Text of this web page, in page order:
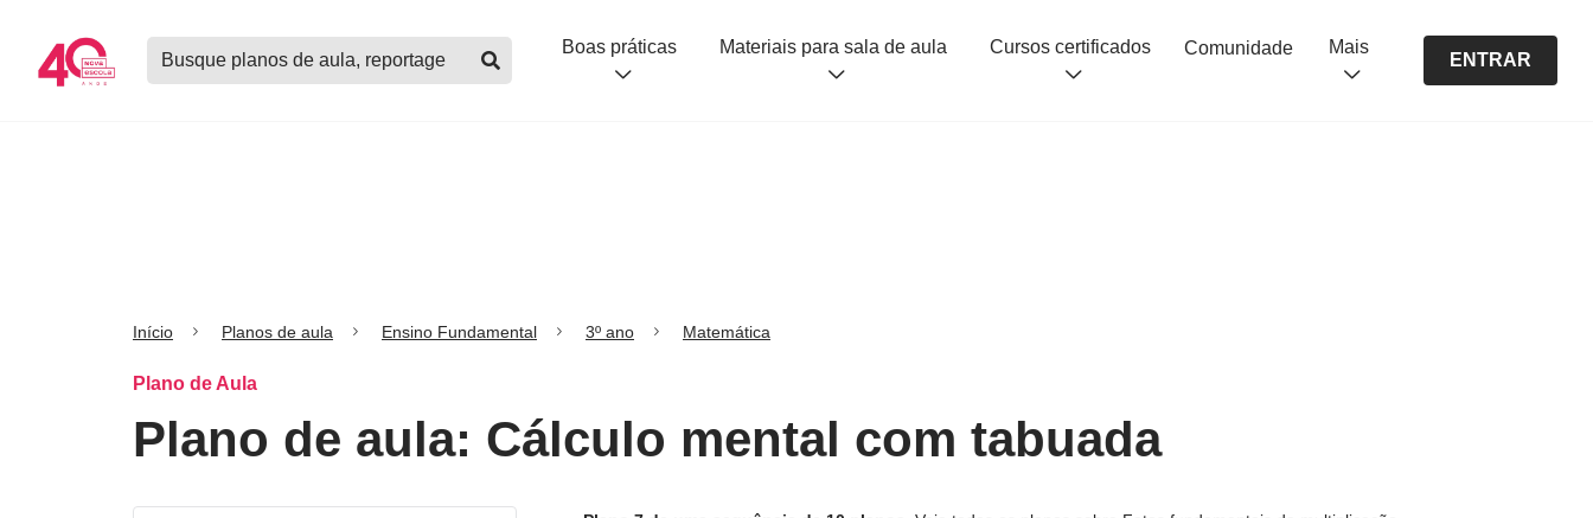
Buscar
planos
Boas práticas Materiais para sala de aula Cursos certificados Comunidade Mais
ENTRAR
Início Planos de aula Ensino Fundamental 3º ano Matemática
Plano de Aula
Plano de aula: Cálculo mental com tabuada